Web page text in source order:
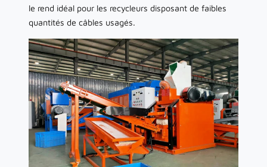
le rend idéal pour les recycleurs disposant de faibles
quantités de câbles usagés.